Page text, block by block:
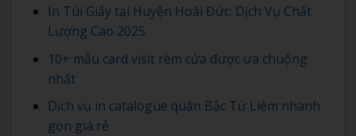
In Túi Giấy tại Huyện Hoài Đức: Dịch Vụ Chất
Lượng Cao 2025
10+ mẫu card visit rèm cửa được ưa chuộng
nhất
Dịch vụ in catalogue quận Bắc Từ Liêm nhanh
gọn giá rẻ